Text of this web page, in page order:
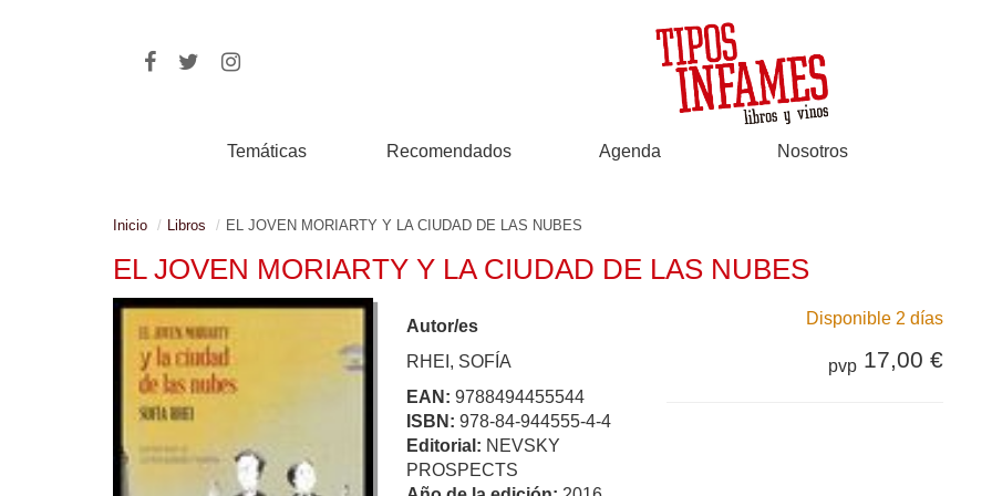
Temáticas Recomendados Agenda Nosotros
Inicio Libros EL JOVEN MORIARTY Y LA CIUDAD DE LAS NUBES
EL JOVEN MORIARTY Y LA CIUDAD DE LAS NUBES
Autor/es
RHEI, SOFÍA
EAN: 9788494455544
ISBN: 978-84-944555-4-4
Editorial: NEVSKY
PROSPECTS
Disponible 2 días
pvp 17,00 €